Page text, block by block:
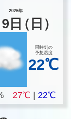
2026年
9 日（日）
同時刻の
予想温度
22℃
27℃ |22℃